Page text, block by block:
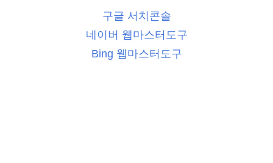
구글 서치콘솔
네이버 웹마스터도구
Bing 웹마스터도구